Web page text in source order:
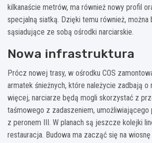
kilkanaście metrów, ma również nowy profil
specjalną siatką. Dzięki temu również, można
sąsiadujące ze sobą ośrodki narciarskie.
Nowa infrastruktura
Prócz nowej trasy, w ośrodku COS
armatek śnieżnych, które należycie zadbają o
więcej, narciarze będą mogli skorzystać z
taśmowego z zadaszeniem, umożliwiającego
z peronem III. W planach są jeszcze kolejki
restauracja. Budowa ma zacząć się na